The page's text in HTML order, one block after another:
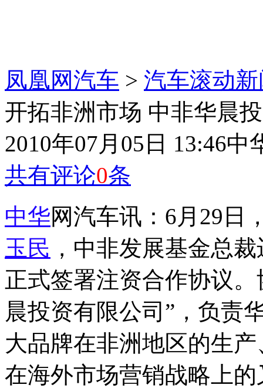
凤凰网汽车 > 汽车滚动
开拓非洲市场 中非华晨
2010年07月05日 13:46中
共有评论0条
中华网汽车讯：6月29日
玉民 ，中非发展基金总
正式签署注资合作协议
晨投资有限公司”，负责
大品牌在非洲地区的生
在海外市场营销战略上